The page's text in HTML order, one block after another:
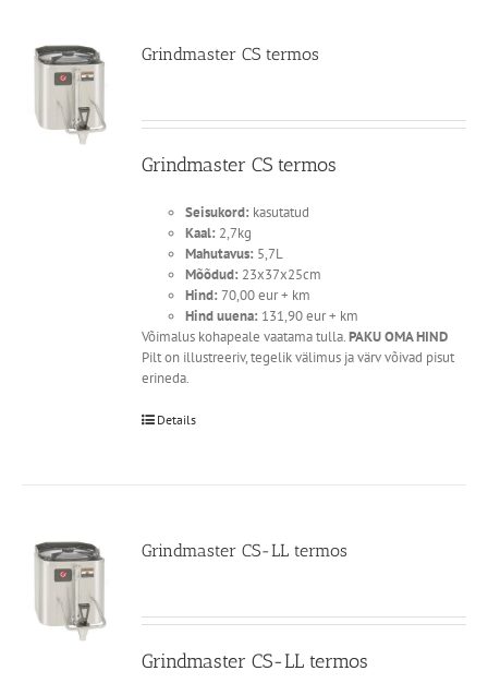
Grindmaster CS termos
Grindmaster CS termos
Seisukord: kasutatud
Kaal: 2,7kg
Mahutavus: 5,7L
Mõõdud: 23x37x25cm
Hind: 70,00 eur + km
Hind uuena: 131,90 eur + km
Võimalus kohapeale vaatama tulla.PAKU OMA HIND
Pilt on illustreeriv, tegelik välimus ja värv võivad pisut
erineda.
Details
Grindmaster CS-LL termos
Grindmaster CS-LL termos